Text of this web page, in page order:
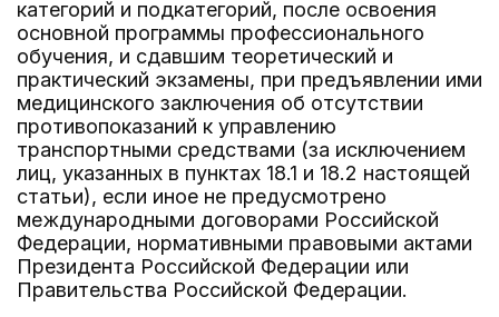
категорий и подкатегорий, после освоения
основной программы профессионального
обучения, и сдавшим теоретический и
практический экзамены, при предъявлении ими
медицинского заключения об отсутствии
противопоказаний к управлению
транспортными средствами (за исключением
лиц, указанных в пунктах 18.1 и 18.2 настоящей
статьи), если иное не предусмотрено
международными договорами Российской
Федерации, нормативными правовыми актами
Президента Российской Федерации или
Правительства Российской Федерации.